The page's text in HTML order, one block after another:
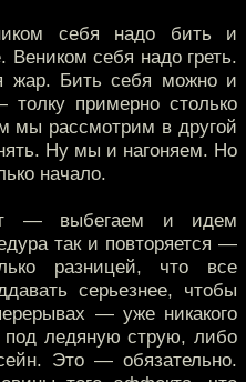
себя надо бить и
Веником себя надо греть.
жар. Бить себя можно и
примерно столько
мы рассмотрим в другой
Ну мы и нагоняем. Но
начало.
— выбегаем и идем
так и повторяется —
разницей, что все
серьезнее, чтобы
— уже никакого
ледяную струю, либо
Это — обязательно.